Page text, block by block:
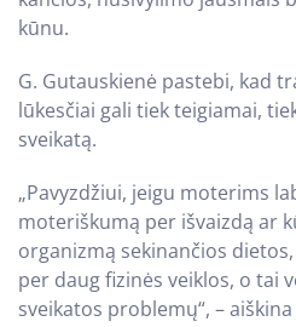
kūnu.
G. Gutauskienė pastebi, kad
lūkesčiai gali tiek teigiamai,
sveikatą.
„Pavyzdžiui, jeigu moterims
moteriškumą per išvaizdą ar
organizmą sekinančios
per daug fizinės veiklos, o tai
sveikatos problemų“, –